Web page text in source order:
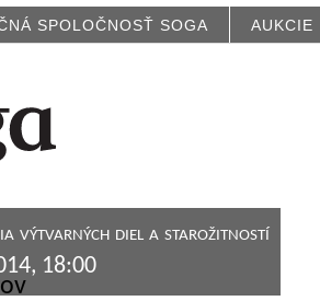
SPOLOČNOSŤ SOGA AUKCIE
výtvarných diel a starožitností
18:00